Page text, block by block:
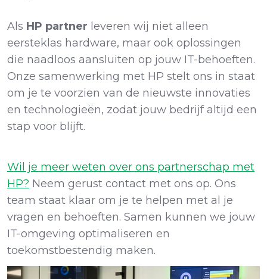
Als HP partner leveren wij niet alleen
eersteklas hardware, maar ook oplossingen
die naadloos aansluiten op jouw IT-behoeften.
Onze samenwerking met HP stelt ons in staat
om je te voorzien van de nieuwste innovaties
en technologieën, zodat jouw bedrijf altijd een
stap voor blijft.
Wil je meer weten over ons partnerschap met
HP? Neem gerust contact met ons op. Ons
team staat klaar om je te helpen met al je
vragen en behoeften. Samen kunnen we jouw
IT-omgeving optimaliseren en
toekomstbestendig maken.